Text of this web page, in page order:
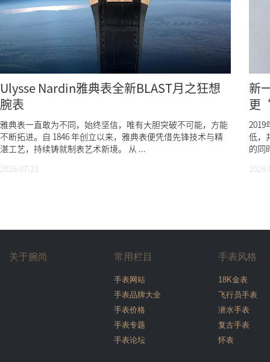
Ulysse Nardin雅典表全新BLAST月之狂想
腕表
雅典表一直敢为不同，始终坚信，唯有大胆突破不可能，方能
不断拓进。自 1846 年创立以来，雅典表便凭借先锋技术与精
湛工艺，持续铸就制表艺术新境。 从 ...
2026-07-23
新
更
2019
低，
的同
关于腕尚 常用栏目
手表网站
手表品牌大全
手表价格
手表专题
手表论坛
手表风格
18K金表
飞行员手表
潜水手表
复古手表
怀表